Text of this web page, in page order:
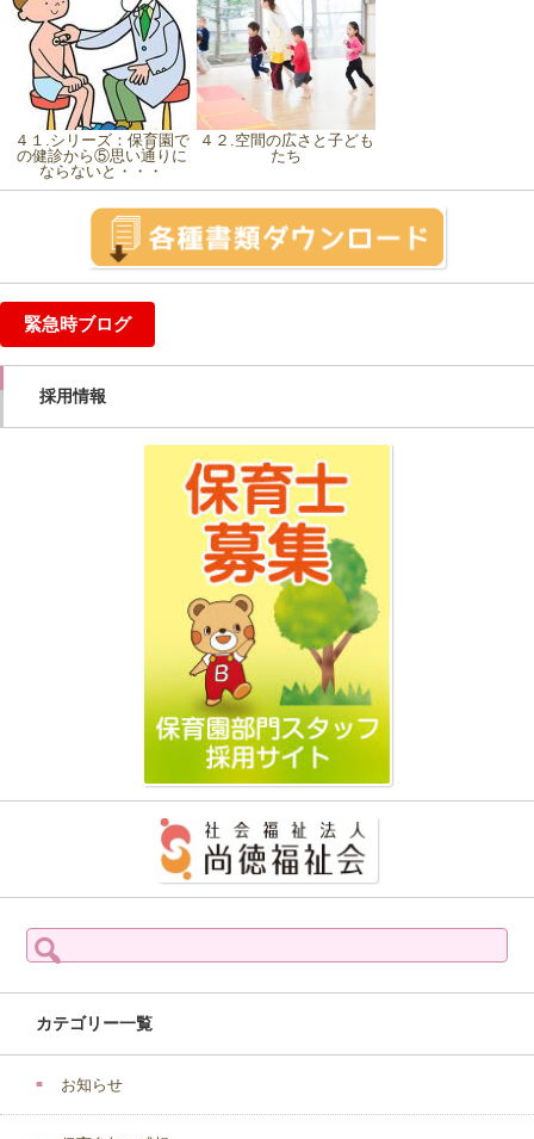
４１.シリーズ：保育園で
の健診から⑤思い通りに
ならないと・・・
４２.空間の広さと子ども
たち
緊急時ブログ
採用情報
検
索:
カテゴリー一覧
お知らせ